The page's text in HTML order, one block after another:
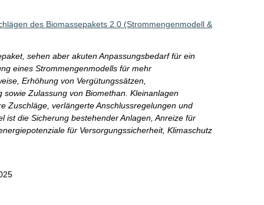
des Biomassepakets 2.0 (Strommengenmodell &
sehen aber akuten Anpassungsbedarf für ein
eines Strommengenmodells für mehr
Erhöhung von Vergütungssätzen,
Zulassung von Biomethan. Kleinanlagen
Zuschläge, verlängerte Anschlussregelungen und
ist die Sicherung bestehender Anlagen, Anreize für
für Versorgungssicherheit, Klimaschutz